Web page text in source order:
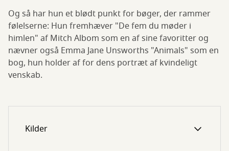
Og så har hun et blødt punkt for bøger, der rammer
følelserne: Hun fremhæver "De fem du møder i
himlen" af Mitch Albom som en af sine favoritter og
nævner også Emma Jane Unsworths "Animals" som en
bog, hun holder af for dens portræt af kvindeligt
venskab.
Kilder